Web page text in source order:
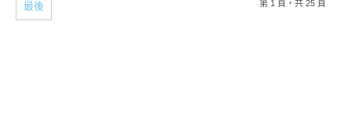
最後 第 1 頁，共 25 頁